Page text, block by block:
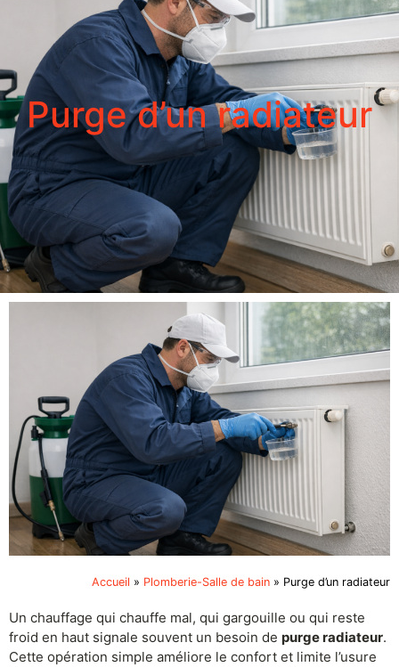
Purge d’un radiateur
Accueil » Plomberie-Salle de bain » Purge d’un radiateur
Un chauffage qui chauffe mal, qui gargouille ou qui reste
froid en haut signale souvent un besoin de purge radiateur.
Cette opération simple améliore le confort et limite l’usure